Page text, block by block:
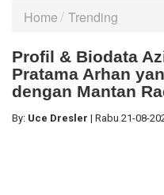
Home Trending
Profil & Biodata
Pratama Arhan
dengan Mantan
By: Uce Dresler | Rabu 21-08-